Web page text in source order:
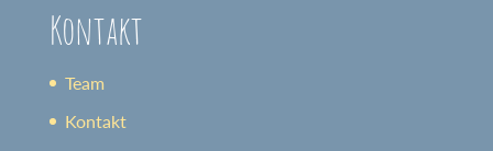
Kontakt
Team
Kontakt